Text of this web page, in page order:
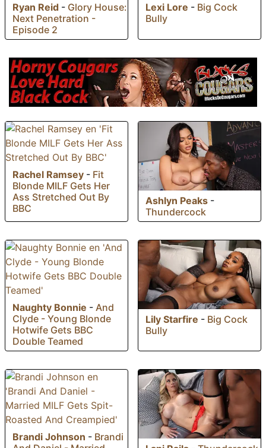
Ryan Reid - Glory House:
Next Penetration -
Episode 2
Lexi Lore - Big Cock
Bully
Rachel Ramsey - Fit
Blonde MILF Gets Her
Ass Stretched Out By
BBC
Ashlyn Peaks -
Thundercock
Naughty Bonnie - And
Clyde - Young Blonde
Hotwife Gets BBC
Double Teamed
Lily Starfire - Big Cock
Bully
Brandi Johnson - Brandi